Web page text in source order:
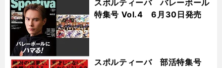
スポルティーバ バレーボール
特集号 Vol.4 6月30日発売
スポルティーバ 部活特集号